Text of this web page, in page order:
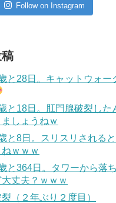
Follow on Instagram
と28日。キャットウォー
と18日。肛門腺破裂した
しょうねｗ
と8日。スリスリされると
ｗｗｗ
と364日。タワーから落
丈夫？ｗｗｗ
（２年ぶり２度目）